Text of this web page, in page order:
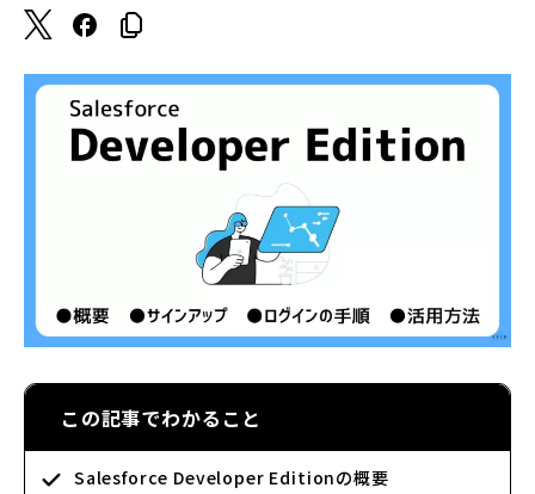
この記事でわかること
Salesforce Developer Editionの概要